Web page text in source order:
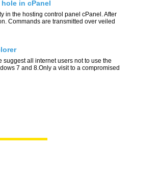
in cPanel
in the hosting control panel cPanel. After
Commands are transmitted over veiled
all internet users not to use the
7 and 8.Only a visit to a compromised